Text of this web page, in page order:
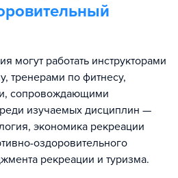
могут работать инструкторами
тренерами по фитнесу,
сопровождающими
изучаемых дисциплин —
экономика рекреации
оздоровительного
рекреации и туризма.